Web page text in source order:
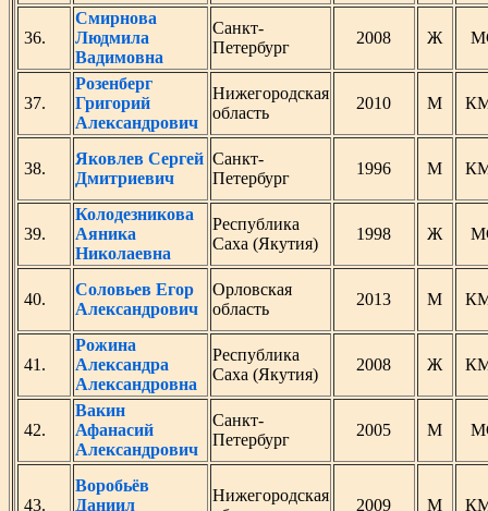
36.
Смирнова
Людмила
Вадимовна
Санкт-
Петербург
2008 Ж
37.
Розенберг
Григорий
Александрович
Нижегородская
область
2010 М
38.
Яковлев Сергей
Дмитриевич
Санкт-
Петербург
1996 М
39.
Колодезникова
Аяника
Николаевна
Республика
Саха (Якутия)
1998 Ж
40.
Соловьев Егор
Александрович
Орловская
область
2013 М
41.
Рожина
Александра
Александровна
Республика
Саха (Якутия)
2008 Ж
42.
Вакин
Афанасий
Александрович
Санкт-
Петербург
2005 М
43.
Воробьёв
Даниил
Нижегородская
2009 М